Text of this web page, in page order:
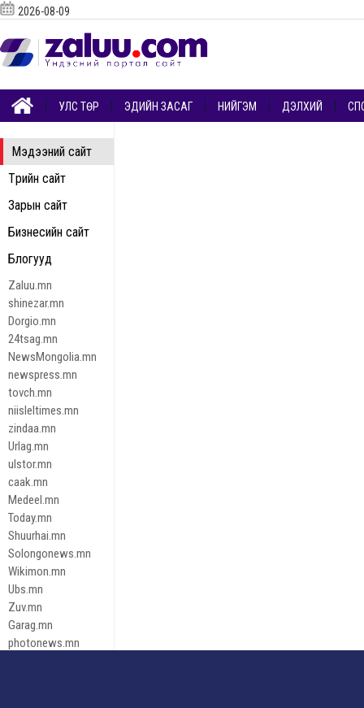
Мэдээний сайт
Төрийн сайт
Зарын сайт
Бизнесийн сайт
Блогууд
Zaluu.mn
shinezar.mn
Dorgio.mn
24tsag.mn
NewsMongolia.mn
newspress.mn
tovch.mn
niisleltimes.mn
zindaa.mn
Urlag.mn
ulstor.mn
caak.mn
Medeel.mn
Today.mn
Shuurhai.mn
Solongonews.mn
Wikimon.mn
Ubs.mn
Zuv.mn
Garag.mn
photonews.mn
2026-08-09
УЛС ТӨР ЭДИЙН ЗАСАГ НИЙГЭМ ДЭЛХИЙ